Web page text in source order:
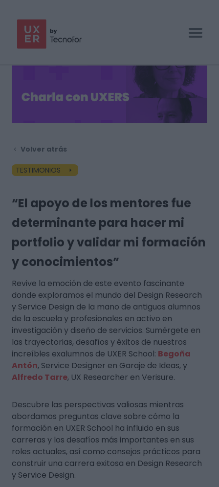
Volver atrás
TESTIMONIOS
“El apoyo de los mentores fue
determinante para hacer mi
portfolio y validar mi formación
y conocimientos”
Revive la emoción de este evento fascinante
donde exploramos el mundo del Design Research
y Service Design de la mano de antiguos alumnos
de la escuela y profesionales en activo en
investigación y diseño de servicios. Sumérgete en
las trayectorias, desafíos y éxitos de nuestros
increíbles exalumnos de UXER School: Begoña
Antón, Service Designer en Garaje de Ideas, y
Alfredo Tarre, UX Researcher en Verisure.
Descubre las perspectivas valiosas mientras
abordamos preguntas clave sobre cómo la
formación en UXER School ha influido en sus
carreras y los desafíos más importantes en sus
roles actuales, así como consejos prácticos para
construir una carrera exitosa en Design Research
y Service Design.